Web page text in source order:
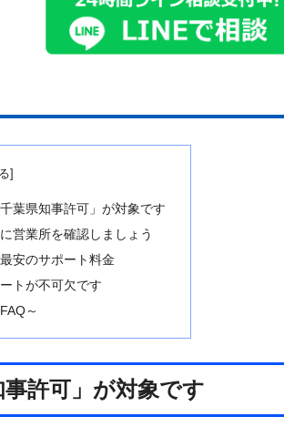
葉県知事許可」が対象です
営業所を確認しましょう
安のサポート料金
トが不可欠です
～
許可」が対象です